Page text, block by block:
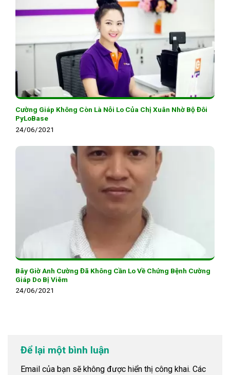
Cường Giáp Không Còn Là Nỗi Lo Của Chị Xuân Nhờ Bộ Đôi
PyLoBase
24/06/2021
Bây Giờ Anh Cường Đã Không Cần Lo Về Chứng Bệnh Cường
Giáp Do Bị Viêm
24/06/2021
Để lại một bình luận
Email của bạn sẽ không được hiển thị công khai. Các